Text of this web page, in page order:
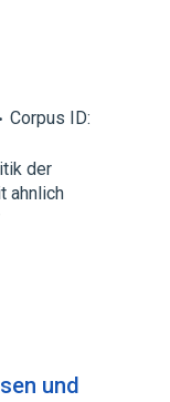
Corpus ID:
der
ahnlich
und